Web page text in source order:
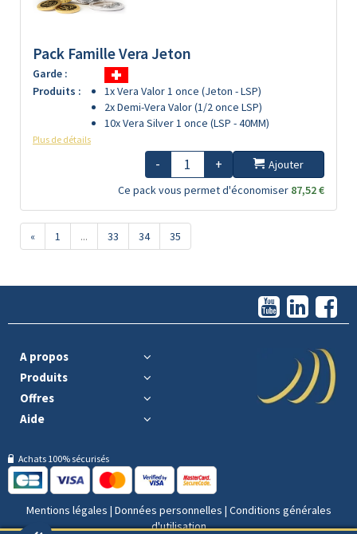
Pack Famille Vera Jeton
Garde :
Produits :
1x Vera Valor 1 once (Jeton - LSP)
2x Demi-Vera Valor (1/2 once LSP)
10x Vera Silver 1 once (LSP - 40MM)
Plus de détails
- +
Ajouter
Ce pack vous permet d'économiser 87,52 €
« 1 ... 33 34 35
A propos
Produits
Offres
Aide
Achats 100% sécurisés
Mentions légales | Données personnelles | Conditions générales
d'utilisation